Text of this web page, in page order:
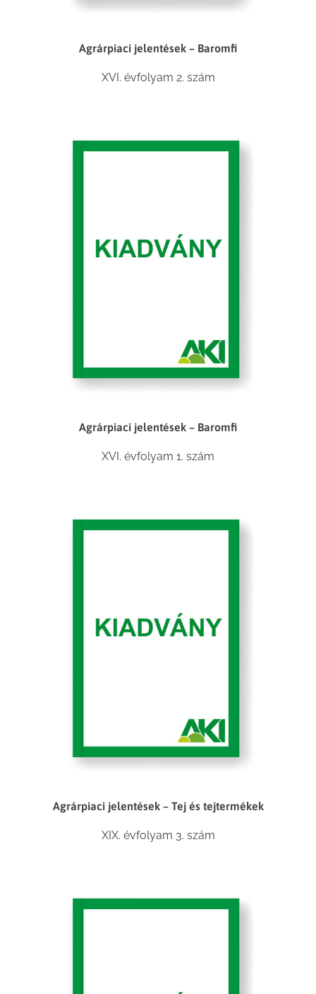
Agrárpiaci jelentések – Baromfi
XVI. évfolyam 2. szám
Agrárpiaci jelentések – Baromfi
XVI. évfolyam 1. szám
Agrárpiaci jelentések – Tej és tejtermékek
XIX. évfolyam 3. szám